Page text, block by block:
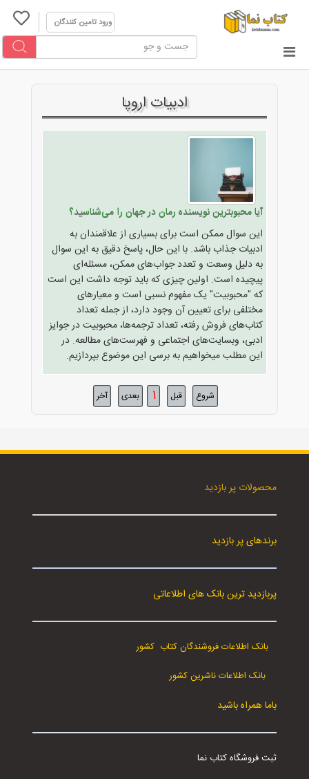
ورود تامین کنندگان
ادبیات اروپا
آیا محبوبترین نویسنده رمان در جهان را می‌شناسید؟
این سوال ممکن است برای بسیاری از علاقمندان به
ادبیات جذاب باشد. با این حال، پاسخ دقیق به این سوال
به دلیل وسعت و تعدد جواب‌های ممکن، مسئله‌ای
پیچیده است. اولین چیزی که باید توجه داشت این است
که "محبوبیت" یک مفهوم نسبی است و معیارهای
مختلفی برای تعیین آن وجود دارد، از جمله تعداد
کتاب‌های فروش رفته، تعداد ترجمه‌ها، محبوبیت در جوایز
ادبی، وبسایت‌های اجتماعی و فهرست‌های مطالعه. در
این مطلب میخواهیم به برسی این موضوع بپردازیم.
شروع قبل 1 بعدی آخر
محصولات پر بازدید
برندهای پر بازدید
پربازدید ترین بانک های اطلاعاتی
بانک اطلاعات فروشندگان کتاب کشور
بانک اطلاعات ناشرین کشور
باما همراه باشید
ثبت فروشگاه کتاب نما